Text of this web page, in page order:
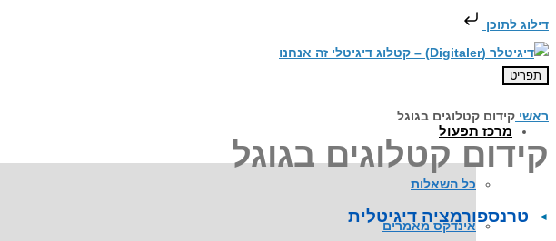
דילוג לתוכן
תפריט
מרכז תפעול
כל השאלות
אינדקס מאמרים
ראשי קידום קטלוגים בגוגל
קידום קטלוגים בגוגל
טרנספורמציה דיגיטלית